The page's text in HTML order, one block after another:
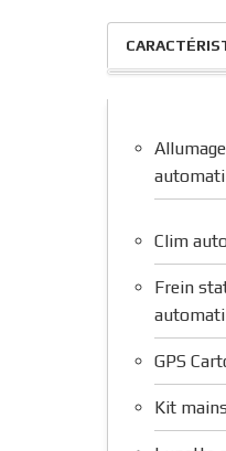
Clim
Frein
GPS
Kit